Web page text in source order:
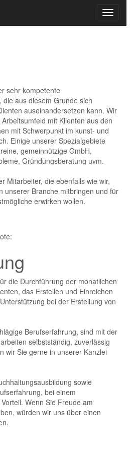
Toggle
sehr kompetente
aus diesem Grunde sich
auseinandersetzen kann. Wir
mit Klienten aus den
mit Schwerpunkt im kunst- und
Einige unserer Spezialgebiete
gemeinnützige GmbH,
Gründungsberatung uvm.
Mitarbeiter, die ebenfalls wie wir,
unserer Branche mitbringen und für
erwirken wollen.
die Durchführung der monatlichen
das Erstellen und Einreichen
bei der Erstellung von
Berufserfahrung, sind mit der
selbstständig, zuverlässig
wir Sie gerne in unserer Kanzlei
sowie
bei einem
Wenn Sie Freude am
würden wir uns über einen